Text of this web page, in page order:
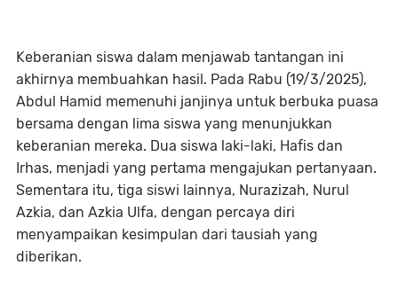
Keberanian siswa dalam menjawab tantangan ini
akhirnya membuahkan hasil. Pada Rabu (19/3/2025),
Abdul Hamid memenuhi janjinya untuk berbuka puasa
bersama dengan lima siswa yang menunjukkan
keberanian mereka. Dua siswa laki-laki, Hafis dan
Irhas, menjadi yang pertama mengajukan pertanyaan.
Sementara itu, tiga siswi lainnya, Nurazizah, Nurul
Azkia, dan Azkia Ulfa, dengan percaya diri
menyampaikan kesimpulan dari tausiah yang
diberikan.